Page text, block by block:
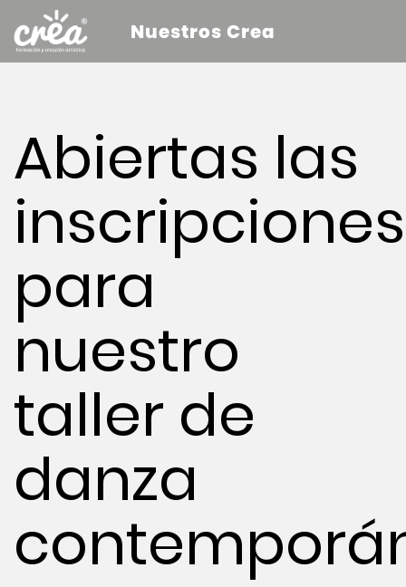
Nuestros Crea
Abiertas las
inscripciones
para
nuestro
taller de
danza